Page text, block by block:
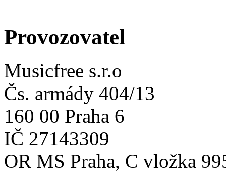
Provozovatel
Musicfree s.r.o
Čs. armády 404/13
160 00 Praha 6
IČ 27143309
OR MS Praha, C vložka